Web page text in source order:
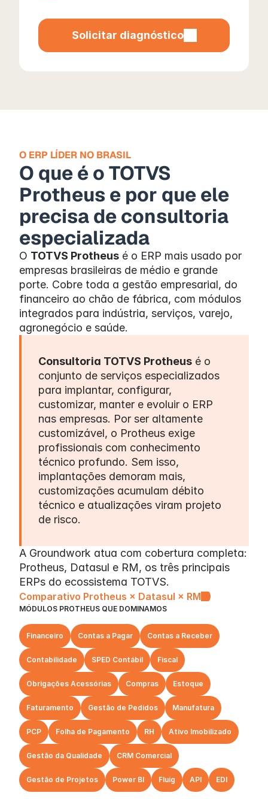
Solicitar diagnóstico
O ERP LÍDER NO BRASIL
O que é o TOTVS
Protheus e por que ele
precisa de consultoria
especializada
O TOTVS Protheus é o ERP mais usado por
empresas brasileiras de médio e grande
porte. Cobre toda a gestão empresarial, do
financeiro ao chão de fábrica, com módulos
integrados para indústria, serviços, varejo,
agronegócio e saúde.
Consultoria TOTVS Protheus é o
conjunto de serviços especializados
para implantar, configurar,
customizar, manter e evoluir o ERP
nas empresas. Por ser altamente
customizável, o Protheus exige
profissionais com conhecimento
técnico profundo. Sem isso,
implantações demoram mais,
customizações acumulam débito
técnico e atualizações viram projeto
de risco.
A Groundwork atua com cobertura completa:
Protheus, Datasul e RM, os três principais
ERPs do ecossistema TOTVS.
Comparativo Protheus × Datasul × RM
MÓDULOS PROTHEUS QUE DOMINAMOS
Financeiro Contas a Pagar Contas a Receber
Contabilidade SPED Contábil Fiscal
Obrigações Acessórias Compras Estoque
Faturamento Gestão de Pedidos Manufatura
PCP Folha de Pagamento RH Ativo Imobilizado
Gestão da Qualidade CRM Comercial
Gestão de Projetos Power BI Fluig API EDI